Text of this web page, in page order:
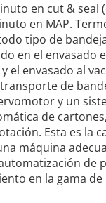
en cut & seal
en MAP.
tipo de
en el envasado
el envasado al
de
y un
de
Esta es la
máquina
de
en la gama